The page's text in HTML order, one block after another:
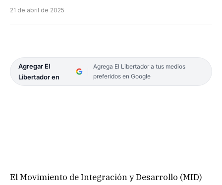
21 de abril de 2025
Agregar El
Libertador en
Agrega El Libertador a tus medios
preferidos en Google
El Movimiento de Integración y Desarrollo (MID)